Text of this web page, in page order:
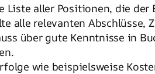
Liste aller Positionen, die
alle relevanten Abschlüsse,
über gute Kenntnisse in
wie beispielsweise